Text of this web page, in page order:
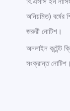
অনিয়মিত) বর্ষের
জরুরী নোটিশ।
অনলাইন কন্টেন্ট
সংক্রান্ত নোটিশ।